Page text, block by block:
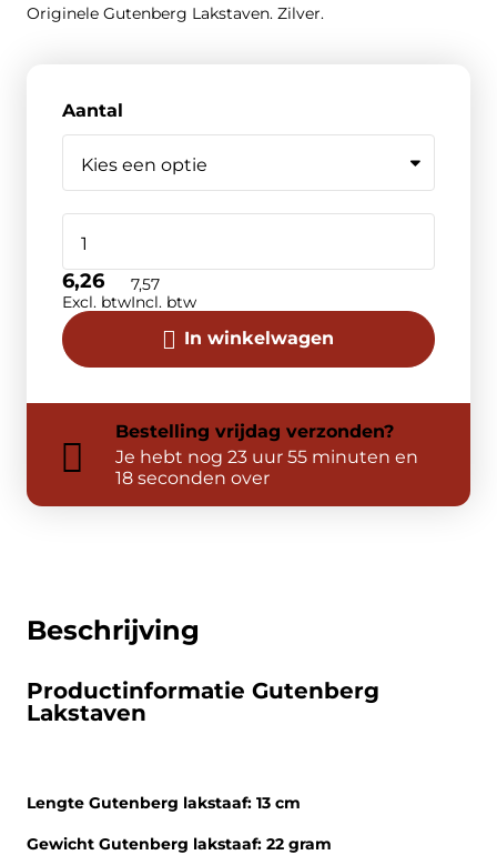
Beschrijving
Productinformatie Gutenberg
Lakstaven
Lengte Gutenberg lakstaaf: 13 cm
Gewicht Gutenberg lakstaaf: 22 gram
Originele Gutenberg Lakstaven. Zilver.
Aantal
In winkelwagen
6,26
Excl. btw
7,57
Incl. btw
Bestelling vrijdag verzonden?
Je hebt nog 23 uur 55 minuten en
18 seconden over